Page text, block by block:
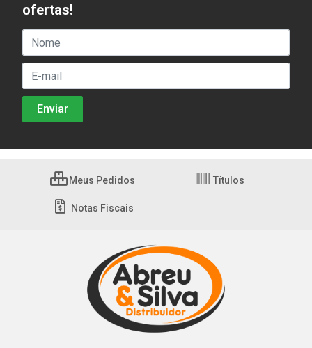
ofertas!
Meus Pedidos Títulos
Notas Fiscais